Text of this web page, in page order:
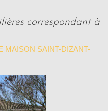
MAISON SAINT-DIZANT-